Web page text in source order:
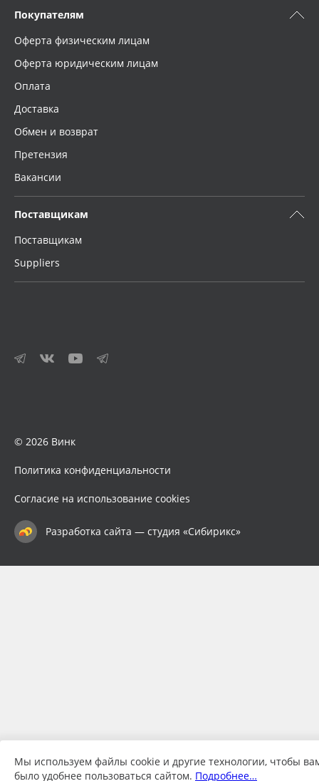
Покупателям
Оферта физическим лицам
Оферта юридическим лицам
Оплата
Доставка
Обмен и возврат
Претензия
Вакансии
Поставщикам
Поставщикам
Suppliers
© 2026 Винк
Политика конфиденциальности
Согласие на использование cookies
Разработка сайта — студия «Сибирикс»
Мы используем файлы cookie и другие технологии, чтобы
было удобнее пользоваться сайтом. Подробнее…